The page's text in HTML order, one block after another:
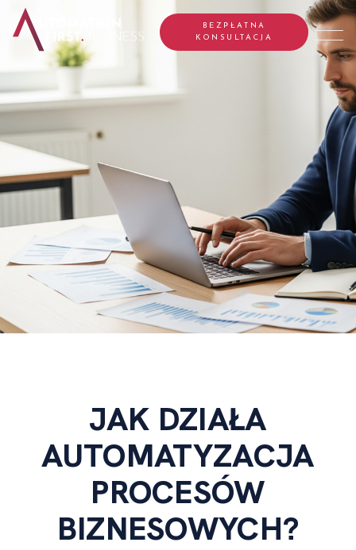
BEZPŁATNA
KONSULTACJA
JAK DZIAŁA
AUTOMATYZACJA
PROCESÓW
BIZNESOWYCH?